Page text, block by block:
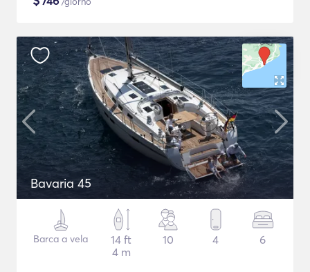
Bavaria 45
Barca a vela
14 ft
4 m
10 4 6